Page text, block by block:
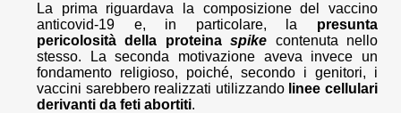
La prima riguardava la composizione del vaccino
anticovid-19 e, in particolare, la presunta
pericolosità della proteinaspike contenuta nello
stesso. La seconda motivazione aveva invece un
fondamento religioso, poiché, secondo i genitori, i
vaccini sarebbero realizzati utilizzando linee cellulari
derivanti da feti abortiti.